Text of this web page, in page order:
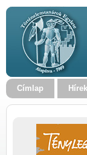
Címlap Hírek